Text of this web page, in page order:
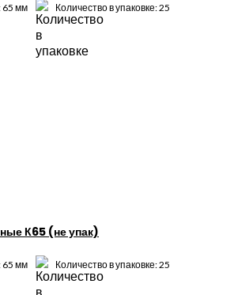
65 мм Количество в упаковке: 25
К65 (не упак)
65 мм Количество в упаковке: 25